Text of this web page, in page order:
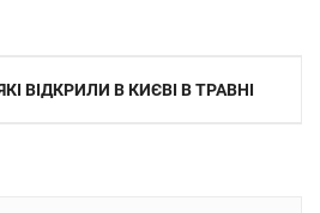
ВІДКРИЛИ В КИЄВІ В ТРАВНІ